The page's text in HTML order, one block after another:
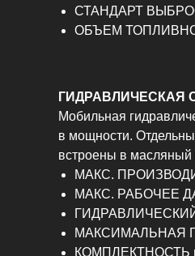
СТАНДАРТ
ОБЪЕМ
ГИДРАВЛИЧЕСКАЯ
Мобильная
в мощности.
встроены в масляный
МАКС.
МАКС. РАБОЧЕЕ
МАКСИМАЛЬНАЯ
КОМПЛЕКТНОСТЬ